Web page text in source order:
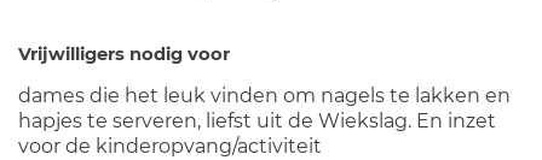
Vrijwilligers nodig voor
dames die het leuk vinden om nagels te lakken en
hapjes te serveren, liefst uit de Wiekslag. En inzet
voor de kinderopvang/activiteit